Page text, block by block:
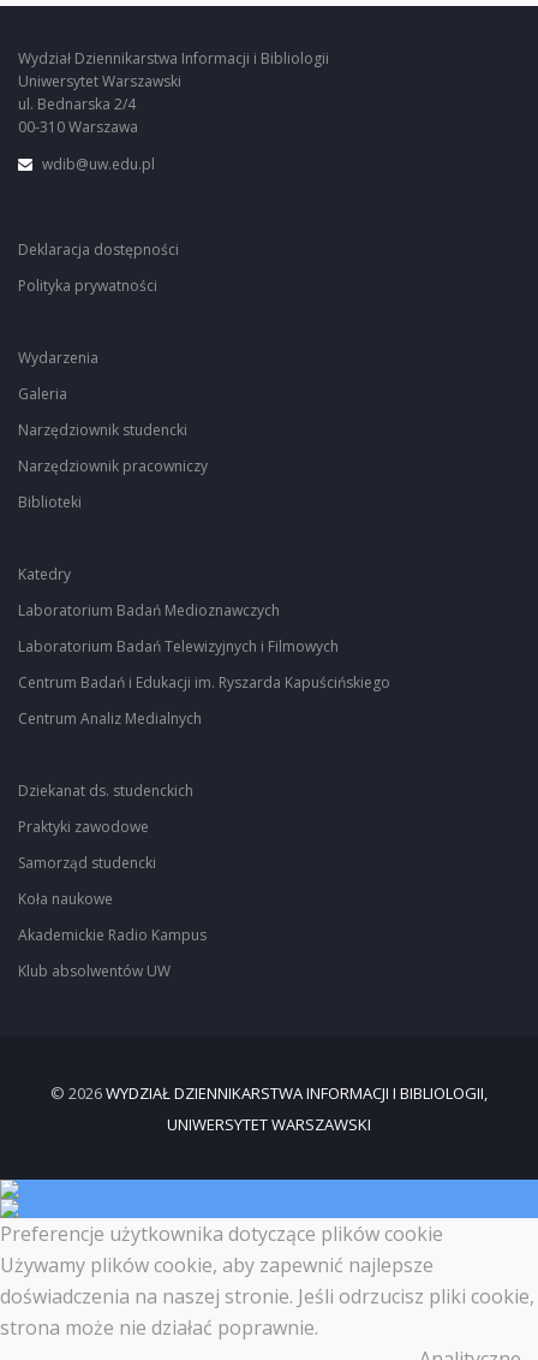
Wydział Dziennikarstwa Informacji i Bibliologii
Uniwersytet Warszawski
ul. Bednarska 2/4
00-310 Warszawa
wdib@uw.edu.pl
Deklaracja dostępności
Polityka prywatności
Wydarzenia
Galeria
Narzędziownik studencki
Narzędziownik pracowniczy
Biblioteki
Katedry
Laboratorium Badań Medioznawczych
Laboratorium Badań Telewizyjnych i Filmowych
Centrum Badań i Edukacji im. Ryszarda Kapuścińskiego
Centrum Analiz Medialnych
Dziekanat ds. studenckich
Praktyki zawodowe
Samorząd studencki
Koła naukowe
Akademickie Radio Kampus
Klub absolwentów UW
© 2026WYDZIAŁ DZIENNIKARSTWA INFORMACJI I BIBLIOLOGII,
UNIWERSYTET WARSZAWSKI
Preferencje użytkownika dotyczące plików cookie
Używamy plików cookie, aby zapewnić najlepsze
doświadczenia na naszej stronie. Jeśli odrzucisz pliki cookie,
strona może nie działać poprawnie.